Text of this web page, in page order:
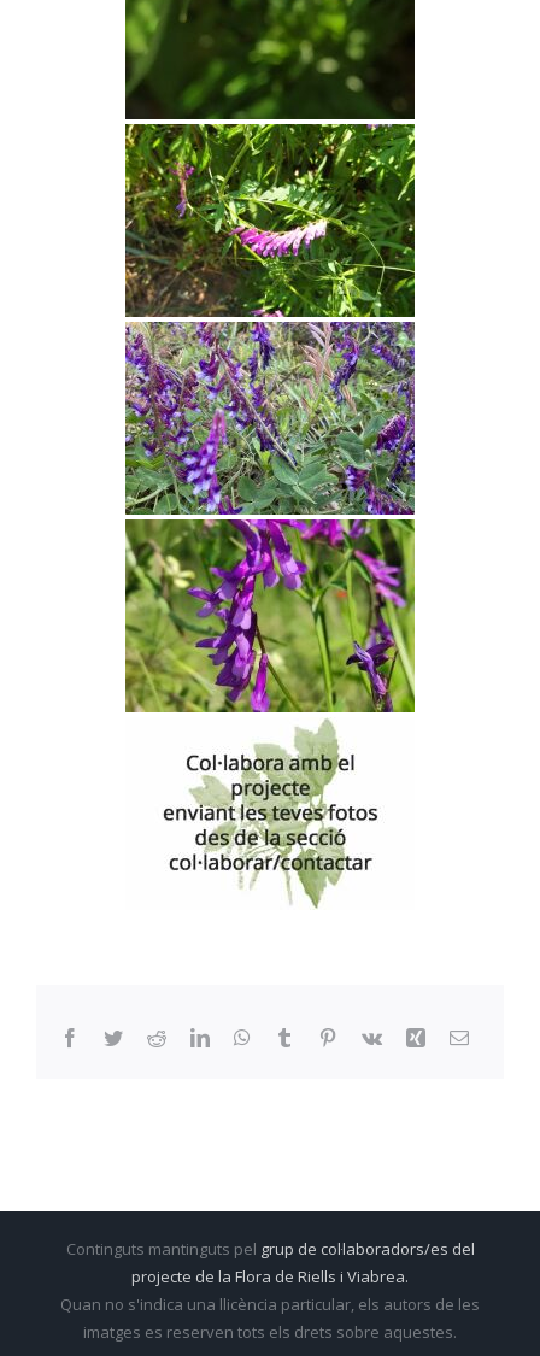
Facebook
TwitterRedditLinkedInWhatsApp
Tumblr Pinterest
Vk Xing Email:
Continguts mantinguts pel grup de col·laboradors/es del
projecte de la Flora de Riells i Viabrea.
Quan no s'indica una llicència particular, els autors de les
imatges es reserven tots els drets sobre aquestes.